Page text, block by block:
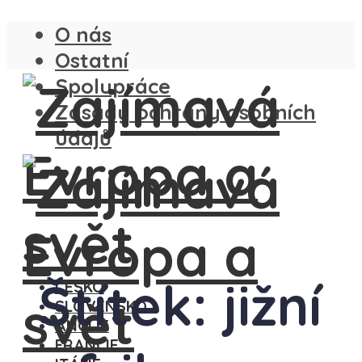
O nás
Ostatní
Spolupráce
Zásady ochrany osobních
údajů
ČESKO
SLOVENSKO
ANGLIE
FRANCIE
Štítek: jižní